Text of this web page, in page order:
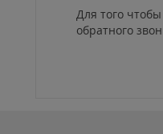
Для того
обратного